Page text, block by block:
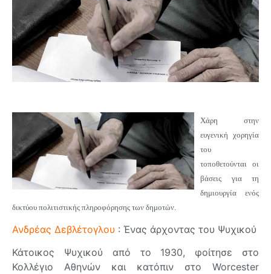
Χάρη στην
ευγενική χορηγία
του
τοποθετούνται οι
βάσεις για τη
δημιουργία ενός
δικτύου πολιτιστικής πληροφόρησης των δημοτών.
Ανδρέας Δεβλέτογλου : Ένας άρχοντας του Ψυχικού
Κάτοικος Ψυχικού από το 1930, φοίτησε στο
Κολλέγιο Αθηνών και κατόπιν στο Worcester